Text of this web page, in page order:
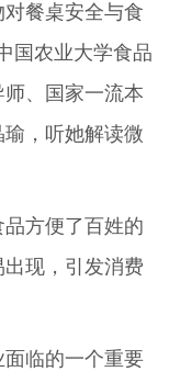
餐桌安全与食
国农业大学食品
、国家一流本
，听她解读微
方便了百姓的
现，引发消费
临的一个重要